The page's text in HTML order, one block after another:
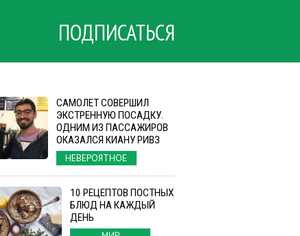
ПОДПИСАТЬСЯ
САМОЛЕТ СОВЕРШИЛ
ЭКСТРЕННУЮ ПОСАДКУ.
ОДНИМ ИЗ ПАССАЖИРОВ
ОКАЗАЛСЯ КИАНУ РИВЗ
НЕВЕРОЯТНОЕ
10 РЕЦЕПТОВ ПОСТНЫХ
БЛЮД НА КАЖДЫЙ
ДЕНЬ